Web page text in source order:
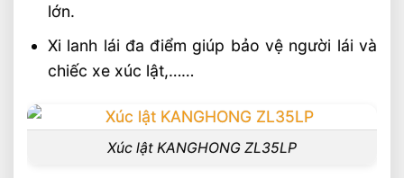
lớn.
Xi lanh lái đa điểm giúp bảo vệ người lái và
chiếc xe xúc lật,……
Xúc lật KANGHONG ZL35LP